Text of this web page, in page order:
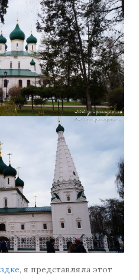
, я представляла этот